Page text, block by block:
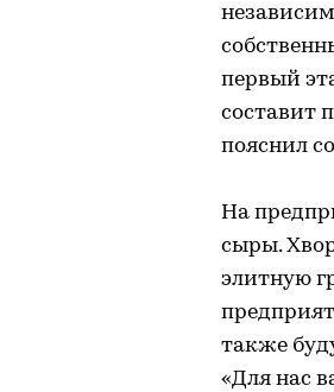
первый
составит
пояснил
На
сыры.
элитную
также
«Для нас